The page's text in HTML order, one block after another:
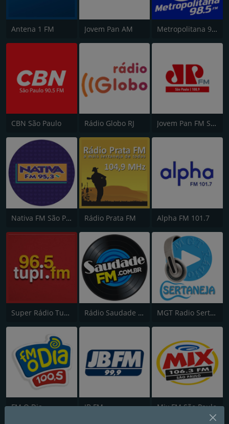
Antena 1 FM Jovem Pan AM Metropolitana 98.5 FM
CBN São Paulo Rádio Globo RJ Jovem Pan FM São Paulo
Nativa FM São Paulo Rádio Prata FM Alpha FM 101.7
Super Rádio Tupi FM Rádio Saudade FM 100.7 MGT Radio Sertaneja
FM O Dia JB FM Mix FM São Paulo